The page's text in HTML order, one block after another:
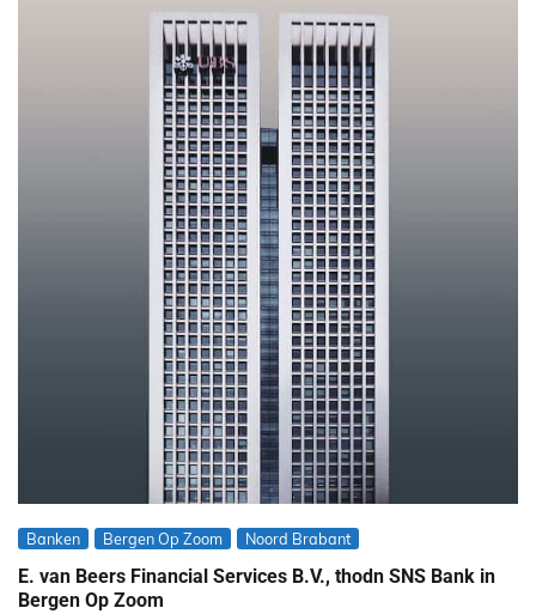
Banken Bergen Op Zoom Noord Brabant
E. van Beers Financial Services B.V., thodn SNS Bank in
Bergen Op Zoom